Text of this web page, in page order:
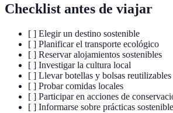
Checklist antes de viajar
[ ] Elegir un destino sostenible
[ ] Planificar el transporte ecológico
[ ] Reservar alojamientos sostenibles
[ ] Investigar la cultura local
[ ] Llevar botellas y bolsas reutilizables
[ ] Probar comidas locales
[ ] Participar en acciones de
[ ] Informarse sobre prácticas